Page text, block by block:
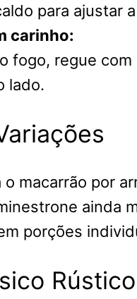
para ajustar
carinho:
fogo, regue
lado.
o macarrão por
ainda
porções